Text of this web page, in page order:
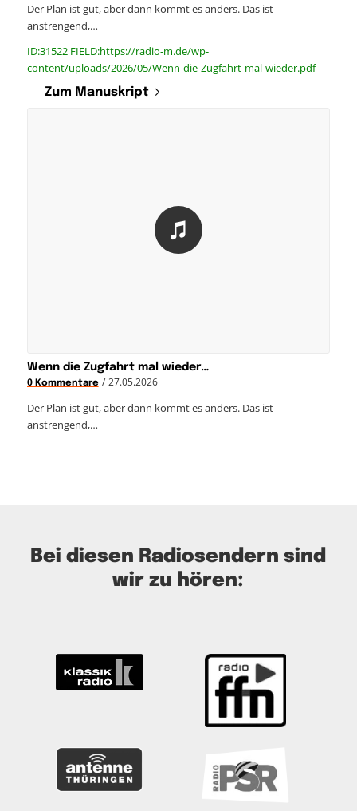
Der Plan ist gut, aber dann kommt es anders. Das ist
anstrengend,…
ID:31522 FIELD:https://radio-m.de/wp-
content/uploads/2026/05/Wenn-die-Zugfahrt-mal-wieder.pdf
Zum Manuskript
Wenn die Zugfahrt mal wieder…
0 Kommentare / 27.05.2026
Der Plan ist gut, aber dann kommt es anders. Das ist
anstrengend,…
Bei diesen Radiosendern sind
wir zu hören: